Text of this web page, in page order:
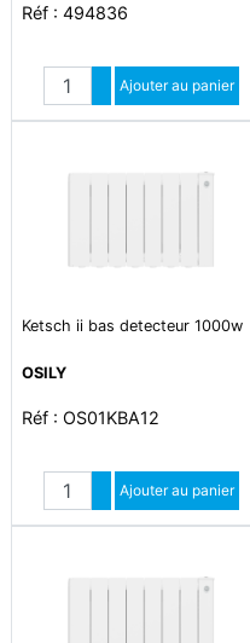
Réf : 494836
Quantité
Augmenter quantité
Diminuer quantité
Ajouter au panier
Ketsch ii bas detecteur 1000w
OSILY
Réf : OS01KBA12
Quantité
Augmenter quantité
Diminuer quantité
Ajouter au panier